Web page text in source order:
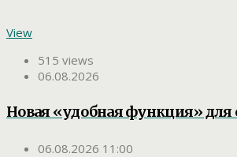
View
515 views
06.08.2026
Новая «удобная функция» для
06.08.2026 11:00